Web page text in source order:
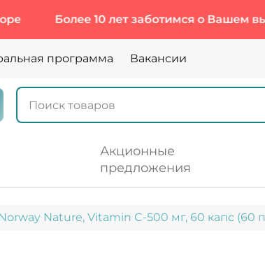
Более 10 лет заботимся о Вашем выборе
программа Вакансии
Акционные
предложения
Nature, Vitamin C-500 мг, 60 капс (60